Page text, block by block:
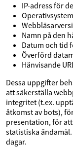
IP-adress för
Namn på den
Datum och tid
Överförd
Hänvisande
Dessa uppgifter
att säkerställa
integritet (t.ex.
åtkomst av bots),
presentation, för
statistiska
dagar.